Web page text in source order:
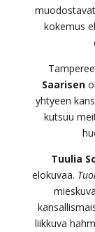
kokemus
Saarisen
yhtyeen
kutsuu
Tuulia
elokuvaa.
liikkuva